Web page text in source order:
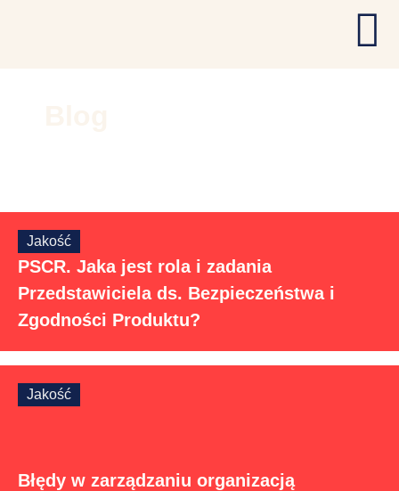
Jakość
PSCR. Jaka jest rola i zadania
Przedstawiciela ds. Bezpieczeństwa i
Zgodności Produktu?
Jakość
Błędy w zarządzaniu organizacją